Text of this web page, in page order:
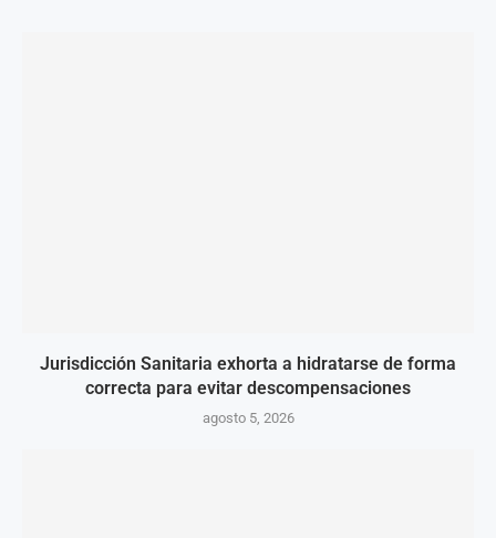
Jurisdicción Sanitaria exhorta a hidratarse de forma
correcta para evitar descompensaciones
agosto 5, 2026